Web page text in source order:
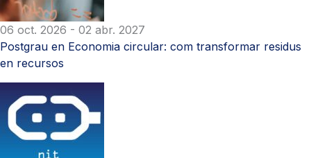
06 oct. 2026 - 02 abr. 2027
Postgrau en Economia circular: com transformar residus
en recursos